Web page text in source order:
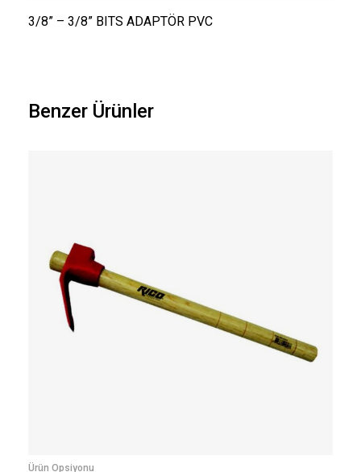
3/8” – 3/8” BITS ADAPTÖR PVC
Benzer Ürünler
Ürün Opsiyonu